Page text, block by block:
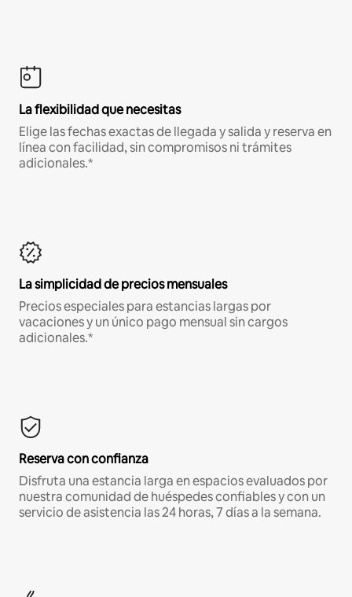
La flexibilidad que necesitas
Elige las fechas exactas de llegada y salida y reserva en
línea con facilidad, sin compromisos ni trámites
adicionales.*
La simplicidad de precios mensuales
Precios especiales para estancias largas por
vacaciones y un único pago mensual sin cargos
adicionales.*
Reserva con confianza
Disfruta una estancia larga en espacios evaluados por
nuestra comunidad de huéspedes confiables y con un
servicio de asistencia las 24 horas, 7 días a la semana.